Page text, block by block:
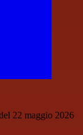
22 maggio 2026